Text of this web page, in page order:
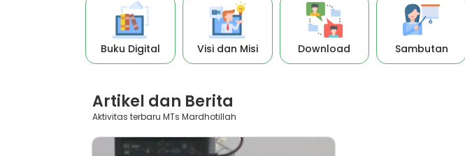
Buku Digital Visi dan Misi Download Sambutan
Artikel dan Berita
Aktivitas terbaru MTs Mardhotillah